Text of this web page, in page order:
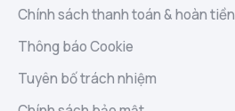
Chính sách thanh toán & hoàn tiền
Thông báo Cookie
Tuyên bố trách nhiệm